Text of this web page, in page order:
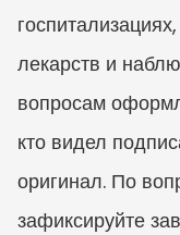
лекарств и
вопросам
кто видел
оригинал. По
зафиксируйте